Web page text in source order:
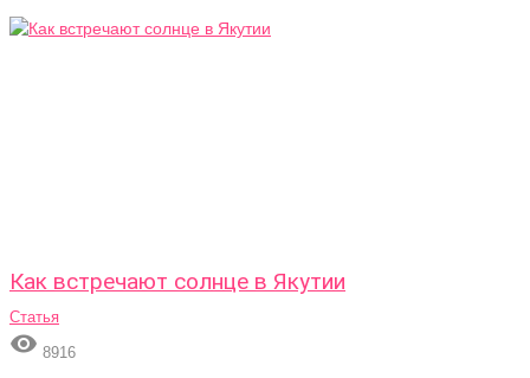
Как встречают солнце в Якутии
Статья
 8916